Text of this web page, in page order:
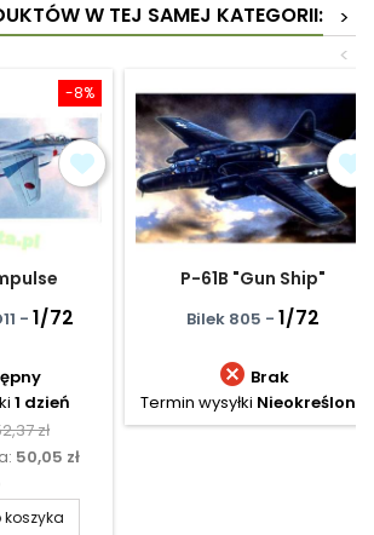
W TEJ SAMEJ KATEGORII:
>
<
-8%
- 1/72
1 dzień
zł
50,05 zł
P-61B "Gun Ship"
Bilek 805 - 1/72
 Brak
Termin wysyłki Nieokreślony